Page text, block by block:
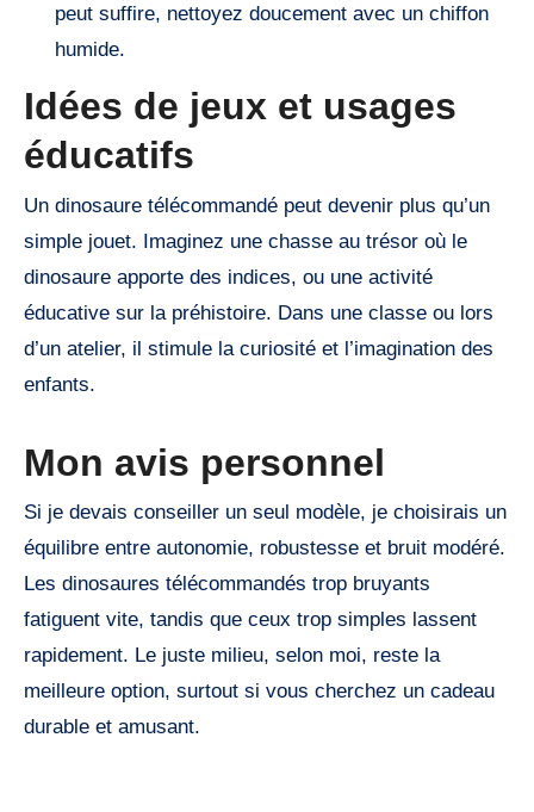
peut suffire, nettoyez doucement avec un chiffon
humide.
Idées de jeux et usages
éducatifs
Un dinosaure télécommandé peut devenir plus qu’un
simple jouet. Imaginez une chasse au trésor où le
dinosaure apporte des indices, ou une activité
éducative sur la préhistoire. Dans une classe ou lors
d’un atelier, il stimule la curiosité et l’imagination des
enfants.
Mon avis personnel
Si je devais conseiller un seul modèle, je choisirais un
équilibre entre autonomie, robustesse et bruit modéré.
Les dinosaures télécommandés trop bruyants
fatiguent vite, tandis que ceux trop simples lassent
rapidement. Le juste milieu, selon moi, reste la
meilleure option, surtout si vous cherchez un cadeau
durable et amusant.